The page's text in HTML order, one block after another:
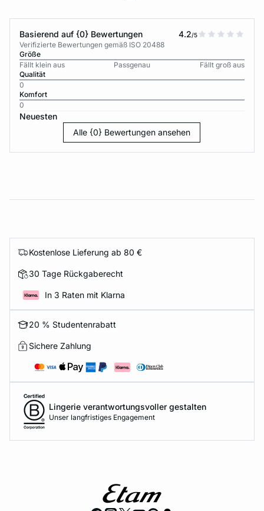
Basierend auf {0} Bewertungen 4.2/5
Verifizierte Bewertungen gemäß ISO 20488
Größe
Fällt klein aus
Passgenau
Fällt groß aus
Qualität
0
Komfort
0
Neuesten
Alle {0} Bewertungen ansehen
Kostenlose Lieferung ab 80 €
30 Tage Rückgaberecht
In 3 Raten mit Klarna
20 % Studentenrabatt
Sichere Zahlung
Lingerie verantwortungsvoller gestalten
Unser langfristiges Engagement